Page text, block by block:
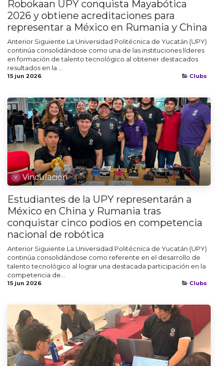
Robokaan UPY conquista Mayabótica
2026 y obtiene acreditaciones para
representar a México en Rumania y China
Anterior Siguiente La Universidad Politécnica de Yucatán (UPY)
continúa consolidándose como una de las instituciones líderes
en formación de talento tecnológico al obtener destacados
resultados en la ...
15 jun 2026 Clubs
Vinculación
Estudiantes de la UPY representarán a
México en China y Rumania tras
conquistar cinco podios en competencia
nacional de robótica
Anterior Siguiente La Universidad Politécnica de Yucatán (UPY)
continúa consolidándose como referente en el desarrollo de
talento tecnológico al lograr una destacada participación en la
competencia de...
15 jun 2026 Clubs